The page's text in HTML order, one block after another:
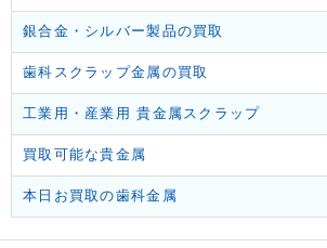
銀合金・シルバー製品の買取
歯科スクラップ金属の買取
工業用・産業用 貴金属スクラップ
買取可能な貴金属
本日お買取の歯科金属